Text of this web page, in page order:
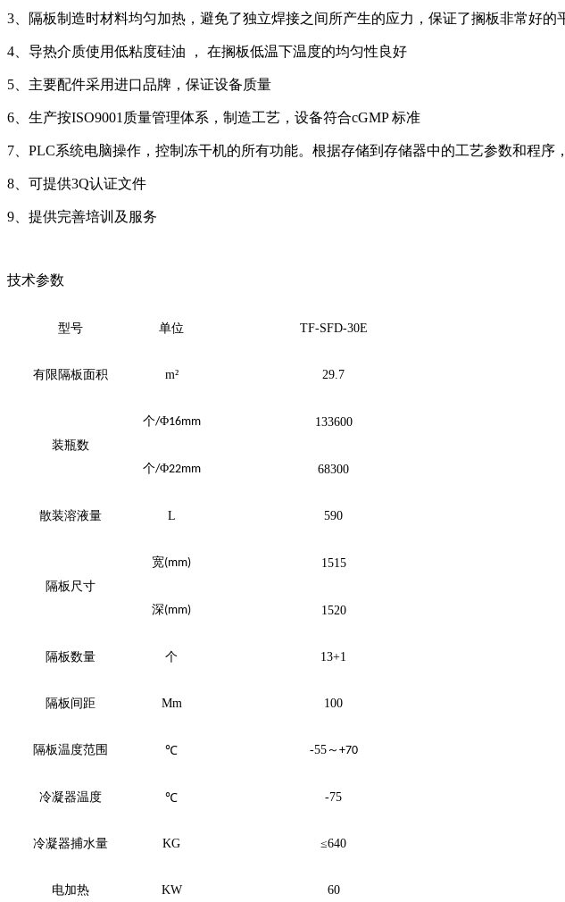
3、隔板制造时材料均匀加热，避免了独立焊接之间所产生的应力，保证了搁板非常好的
4、导热介质使用低粘度硅油 ， 在搁板低温下温度的均匀性良好
5、主要配件采用进口品牌，保证设备质量
6、生产按ISO9001质量管理体系，制造工艺，设备符合cGMP 标准
7、PLC系统电脑操作，控制冻干机的所有功能。根据存储到存储器中的工艺参数和程序
8、可提供3Q认证文件
9、提供完善培训及服务
技术参数
型号 单位 TF-SFD-30E
有限隔板面积 m² 29.7
装瓶数
个/Φ16mm 133600
个/Φ22mm 68300
散装溶液量 L 590
隔板尺寸
宽(mm) 1515
深(mm) 1520
隔板数量 个 13+1
隔板间距 Mm 100
隔板温度范围 ℃ -55～ +70
冷凝器温度 ℃ -75
冷凝器捕水量 KG ≤640
电加热 KW 60